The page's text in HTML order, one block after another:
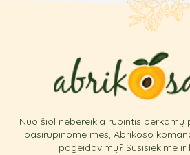
page
Nuo šiol nebereikia rūpintis perkamų
pasirūpinome mes, Abrikoso
pageidavimų? Susisiekime ir